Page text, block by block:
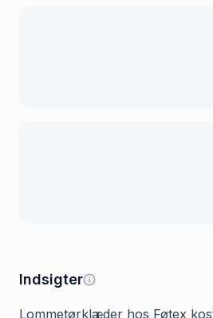
Indsigter
Lommetørklæder hos Føtex